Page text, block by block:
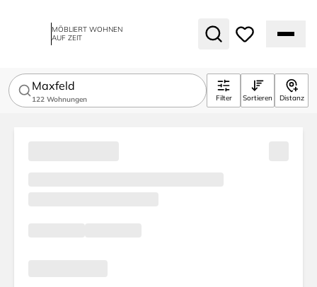
MÖBLIERT WOHNEN
AUF ZEIT
Maxfeld
122 Wohnungen Filter Sortieren Distanz